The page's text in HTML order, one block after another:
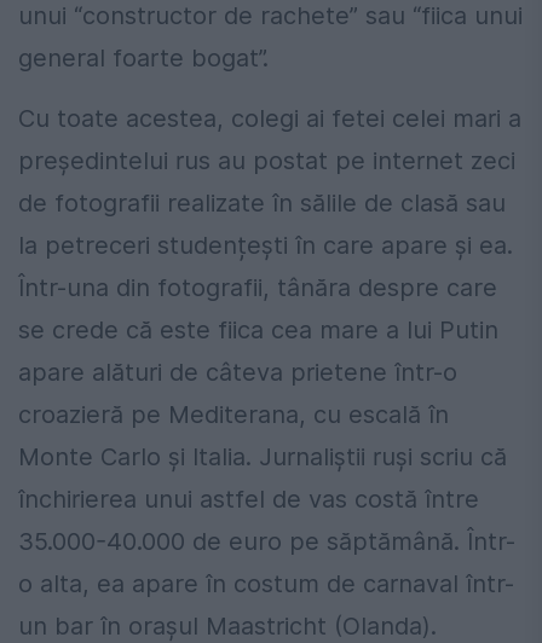
unui “constructor de rachete” sau “fiica unui
general foarte bogat”.
Cu toate acestea, colegi ai fetei celei mari a
președintelui rus au postat pe internet zeci
de fotografii realizate în sălile de clasă sau
la petreceri studențești în care apare și ea.
Într-una din fotografii, tânăra despre care
se crede că este fiica cea mare a lui Putin
apare alături de câteva prietene într-o
croazieră pe Mediterana, cu escală în
Monte Carlo și Italia. Jurnaliștii ruși scriu că
închirierea unui astfel de vas costă între
35.000-40.000 de euro pe săptămână. Într-
o alta, ea apare în costum de carnaval într-
un bar în orașul Maastricht (Olanda).